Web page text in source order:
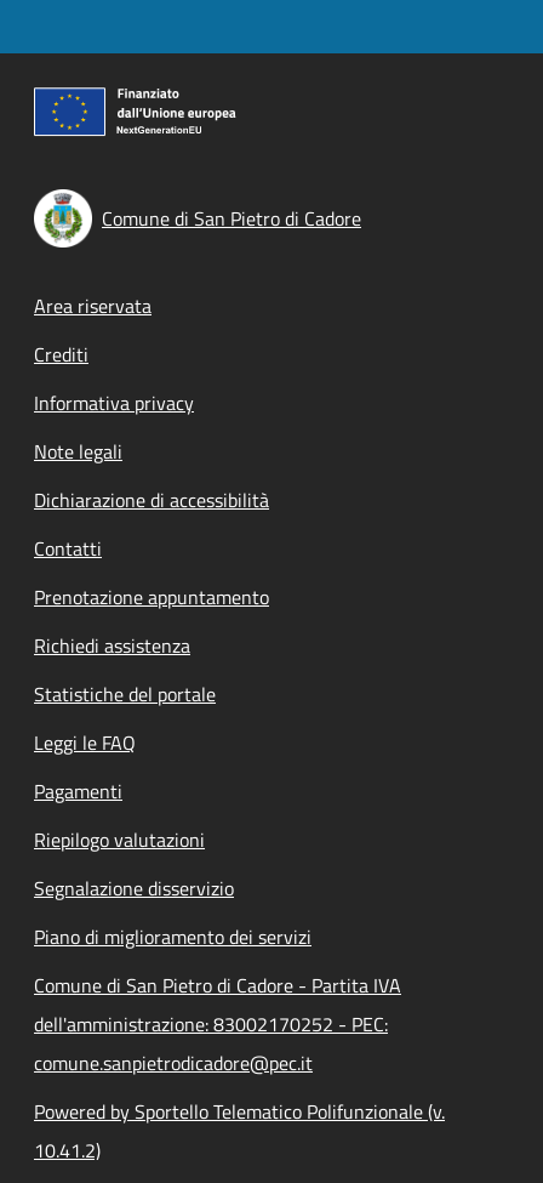
Comune di San Pietro di Cadore
Footer menu
Area riservata
Crediti
Informativa privacy
Note legali
Dichiarazione di accessibilità
Contatti
Prenotazione appuntamento
Richiedi assistenza
Statistiche del portale
Leggi le FAQ
Pagamenti
Riepilogo valutazioni
Segnalazione disservizio
Piano di miglioramento dei servizi
Comune di San Pietro di Cadore - Partita IVA
dell'amministrazione: 83002170252 - PEC:
comune.sanpietrodicadore@pec.it
Powered by Sportello Telematico Polifunzionale (v.
10.41.2)